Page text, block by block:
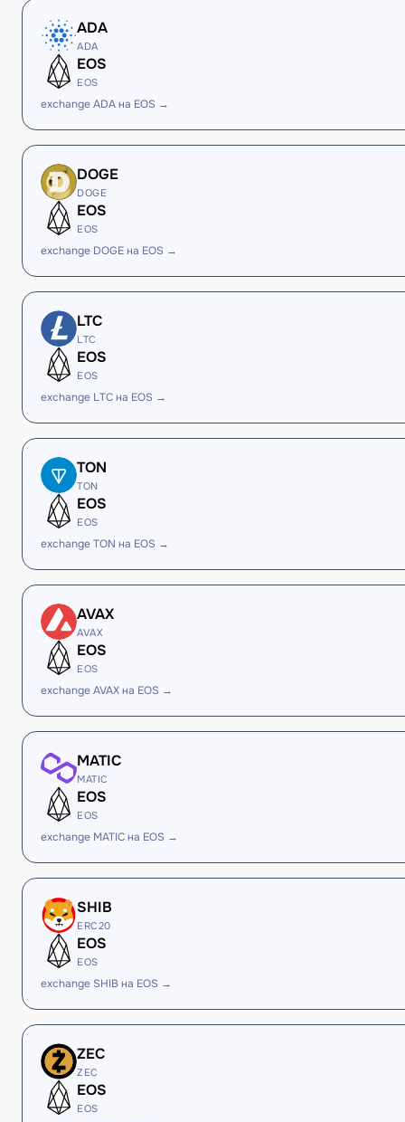
ADA
ADA
EOS
EOS
exchange ADA на EOS →
DOGE
DOGE
EOS
EOS
exchange DOGE на EOS →
LTC
LTC
EOS
EOS
exchange LTC на EOS →
TON
TON
EOS
EOS
exchange TON на EOS →
AVAX
AVAX
EOS
EOS
exchange AVAX на EOS →
MATIC
MATIC
EOS
EOS
exchange MATIC на EOS →
SHIB
ERC20
EOS
EOS
exchange SHIB на EOS →
ZEC
ZEC
EOS
EOS